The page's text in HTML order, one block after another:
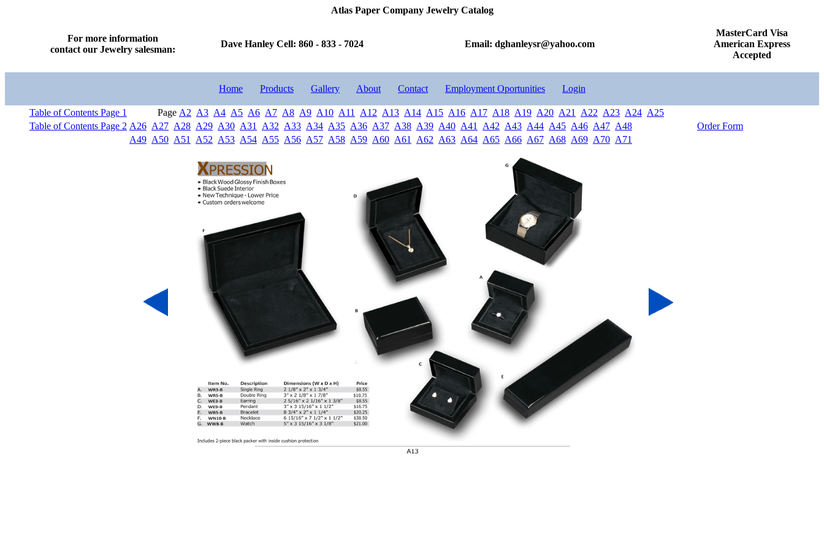
Atlas Paper Company Jewelry Catalog
For more information
contact our Jewelry salesman:
Dave Hanley Cell: 860 - 833 - 7024 Email: dghanleysr@yahoo.com
MasterCard Visa
American Express
Accepted
Home Products Gallery About Contact Employment Oportunities Login
Table of Contents Page 1 Page A2 A3 A4 A5 A6 A7 A8 A9 A10 A11 A12 A13 A14 A15 A16 A17 A18 A19 A20 A21 A22 A23 A24 A25
Table of Contents Page 2 A26 A27 A28 A29 A30 A31 A32 A33 A34 A35 A36 A37 A38 A39 A40 A41 A42 A43 A44 A45 A46 A47 A48
Order Form
A49 A50 A51 A52 A53 A54 A55 A56 A57 A58 A59 A60 A61 A62 A63 A64 A65 A66 A67 A68 A69 A70 A71